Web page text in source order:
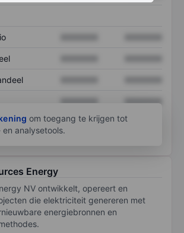
XXXXXXX
XXXXXXX
om toegang te krijgen tot
analysetools.
Energy
NV ontwikkelt, opereert en
die elektriciteit genereren met
energiebronnen en